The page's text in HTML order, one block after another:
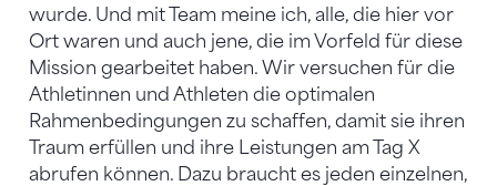
wurde. Und mit Team meine ich, alle, die hier vor
Ort waren und auch jene, die im Vorfeld für diese
Mission gearbeitet haben. Wir versuchen für die
Athletinnen und Athleten die optimalen
Rahmenbedingungen zu schaffen, damit sie ihren
Traum erfüllen und ihre Leistungen am Tag X
abrufen können. Dazu braucht es jeden einzelnen,